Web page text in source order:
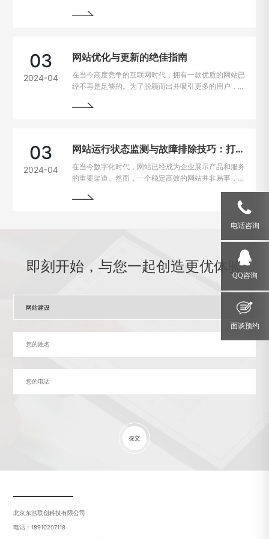
重要因素。一般来说，如果一个网站的加载速度过慢，
验，成为了每个网站主的重要课题。
03
2024-04
网站优化与更新的绝佳指南
在当今高度竞争的互联网时代，拥有一款优质的网站已
经不再是足够的。为了脱颖而出并吸引更多的用户，持
如何进行网站的持续优化与更新，以帮助您实现网站的
03
2024-04
网站运行状态监测与故障排除技巧：打造稳定高效的在线平台
在当今数字化时代，网站已经成为企业展示产品和服务
的重要渠道。然而，一个稳定高效的网站并非易事，因
绍一些运行状态监测与故障排除的技巧，帮助网站管理
即刻开始，与您一起创造更优体验
提交
北京东浩联创科技有限公司
电话：18910207118
电话咨询
QQ咨询
面谈预约